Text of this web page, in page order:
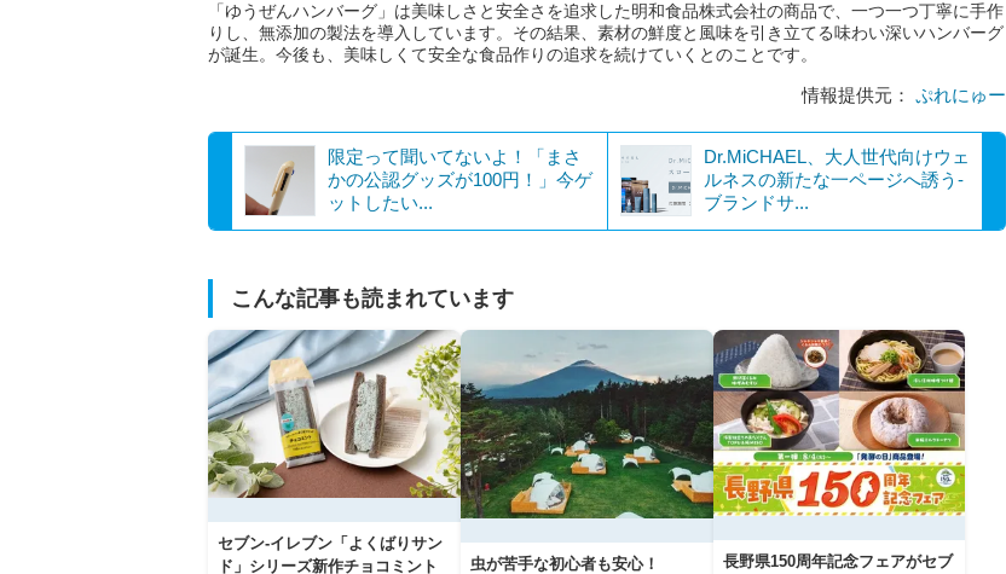
「ゆうぜんハンバーグ」は美味しさと安全さを追求した明和食品株式会社の商品で、一つ一つ丁寧に手作
りし、無添加の製法を導入しています。その結果、素材の鮮度と風味を引き立てる味わい深いハンバーグ
が誕生。今後も、美味しくて安全な食品作りの追求を続けていくとのことです。
情報提供元： ぷれにゅー
限定って聞いてないよ！「まさ
かの公認グッズが100円！」今ゲ
ットしたい...
Dr.MiCHAEL、大人世代向けウェ
ルネスの新たな一ページへ誘う-
ブランドサ...
こんな記事も読まれています
セブン‐イレブン「よくばりサン
ド」シリーズ新作チョコミント
虫が苦手な初心者も安心！
長野県150周年記念フェアがセブ